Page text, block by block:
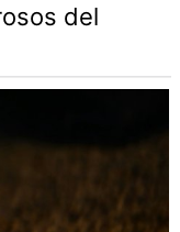
del